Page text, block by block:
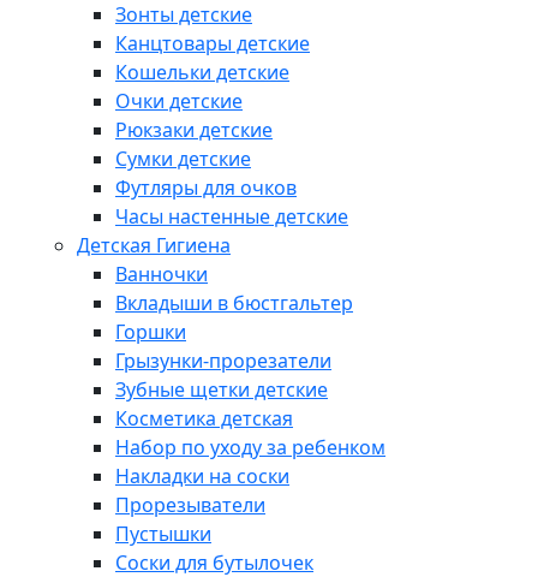
Зонты детские
Канцтовары детские
Кошельки детские
Очки детские
Рюкзаки детские
Сумки детские
Футляры для очков
Часы настенные детские
Детская Гигиена
Ванночки
Вкладыши в бюстгальтер
Горшки
Грызунки-прорезатели
Зубные щетки детские
Косметика детская
Набор по уходу за ребенком
Накладки на соски
Прорезыватели
Пустышки
Соски для бутылочек